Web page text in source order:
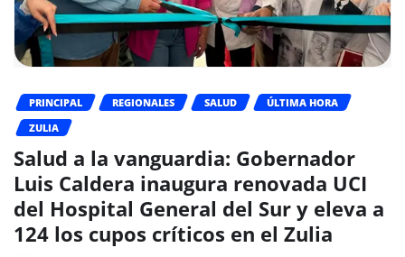
PRINCIPAL REGIONALES SALUD
ÚLTIMA HORA
ZULIA
Salud a la vanguardia: Gobernador
Luis Caldera inaugura renovada UCI
del Hospital General del Sur y eleva a
124 los cupos críticos en el Zulia